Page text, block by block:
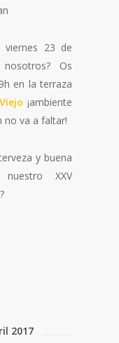
viernes 23 de
Os
en la terraza
¡ambiente
no va a faltar!
y buena
XXV
2017